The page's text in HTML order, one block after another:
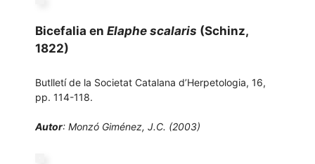
Bicefalia en Elaphe scalaris (Schinz,
1822)
Butlletí de la Societat Catalana d’Herpetologia, 16,
pp. 114-118.
Autor : Monzó Giménez, J.C. (2003)